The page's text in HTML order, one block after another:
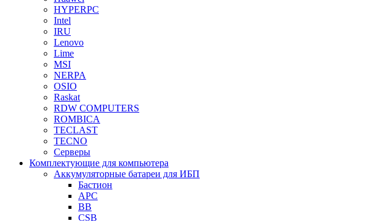
HYPERPC
Intel
IRU
Lenovo
Lime
MSI
NERPA
OSIO
Raskat
RDW COMPUTERS
ROMBICA
TECLAST
TECNO
Серверы
Комплектующие для компьютера
Аккумуляторные батареи для ИБП
Бастион
APC
BB
CSB